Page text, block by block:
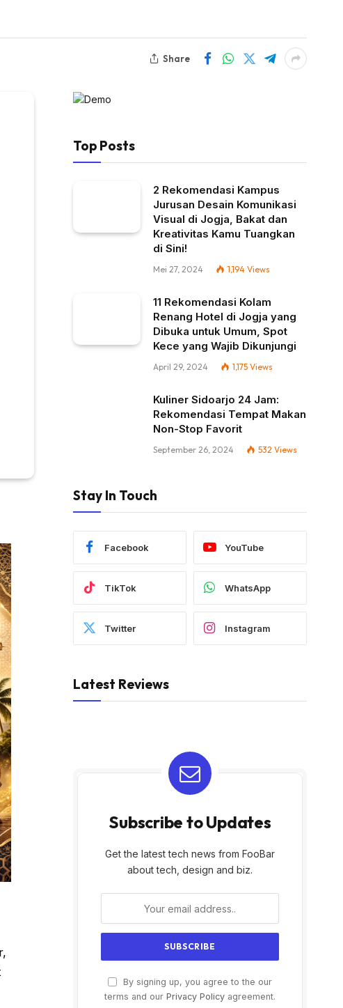
Share
Top Posts
2 Rekomendasi Kampus
Jurusan Desain Komunikasi
Visual di Jogja, Bakat dan
Kreativitas Kamu Tuangkan
di Sini!
Mei 27, 2024 1,194 Views
11 Rekomendasi Kolam
Renang Hotel di Jogja yang
Dibuka untuk Umum, Spot
Kece yang Wajib Dikunjungi
April 29, 2024 1,175 Views
Kuliner Sidoarjo 24 Jam:
Rekomendasi Tempat Makan
Non-Stop Favorit
September 26, 2024 532 Views
Stay In Touch
Facebook YouTube
TikTok WhatsApp
Twitter Instagram
Latest Reviews
Subscribe to Updates
Get the latest tech news from FooBar
about tech, design and biz.
By signing up, you agree to the our
terms and our Privacy Policy agreement.